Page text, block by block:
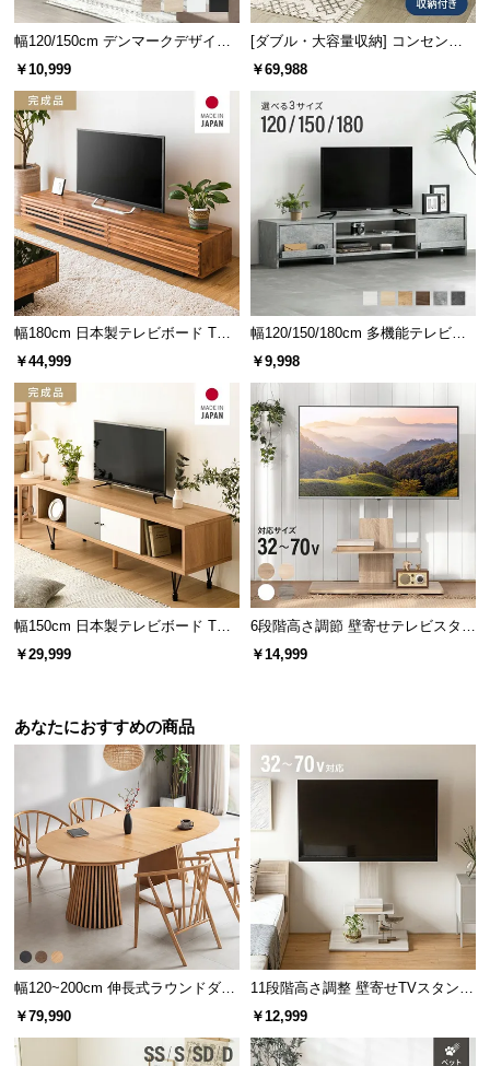
企
業
情
報
o.,
AV機器やルーター等に適した収納スペース。リモコ
ンやちょっとした小物もサッと収納できます。
オープン収納の内寸
横幅 奥行き 高さ
右側
約31㎝
約34㎝
約13㎝
左側
熱を逃がす吹き抜け構造
幅120/150cm デンマークデザイン
ロースタイル収納付きテレビボー
￥10,999
[ダブル・大容量収納] コンセント
機能付きベッド 超極厚マットレス
￥69,988
幅180cm 日本製テレビボード TOT-
002-1
￥44,999
幅120/150/180cm 多機能テレビボ
ード 木目/石目調 オープン収納・
￥9,998
幅150cm 日本製テレビボード TOT-
007
￥29,999
6段階高さ調節 壁寄せテレビスタン
ド キャスター付き 左右角度調節機
￥14,999
あなたにおすすめの商品
幅120~200cm 伸長式ラウンドダイ
ニングテーブル 6人掛け 天然木突
板 美しい格子デザイン
￥79,990
11段階高さ調整 壁寄せTVスタンド
キャスター付き 上下左右角度調節
￥12,999